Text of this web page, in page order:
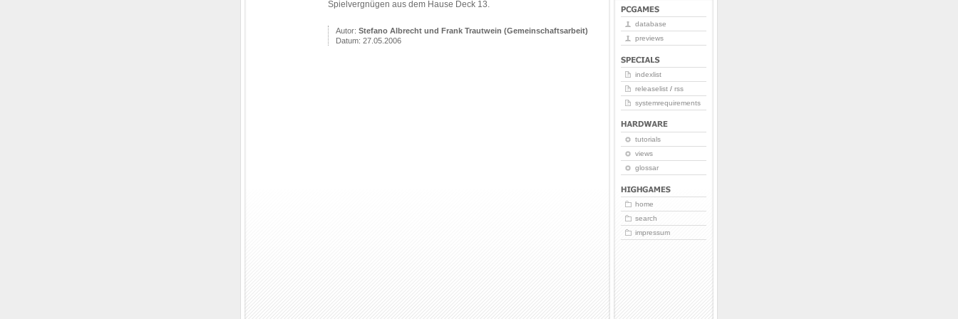
Spielvergnügen aus dem Hause Deck 13.
Autor: Stefano Albrecht und Frank Trautwein (Gemeinschaftsarbeit)
Datum: 27.05.2006
database
previews
indexlist
releaselist / rss
systemrequirements
tutorials
views
glossar
home
search
impressum